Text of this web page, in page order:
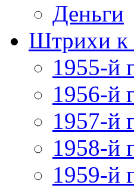
Деньги
Штрихи к
1955-й
1956-й
1957-й
1958-й
1959-й